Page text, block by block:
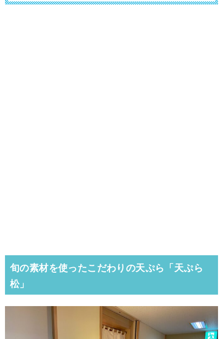
旬の素材を使ったこだわりの天ぷら「天ぷら
松」